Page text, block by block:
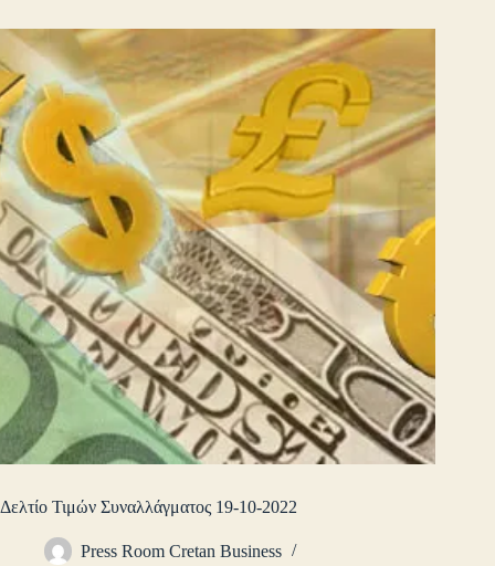
Δελτίο Τιμών Συναλλάγματος 19-10-2022
Press Room Cretan Business